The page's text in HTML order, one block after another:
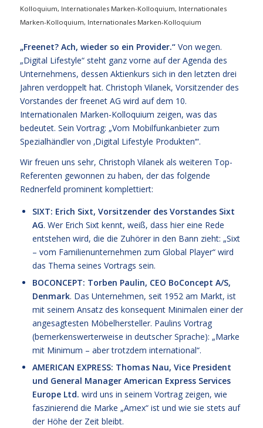
Kolloquium, Internationales Marken-Kolloquium, Internationales
Marken-Kolloquium, Internationales Marken-Kolloquium
„Freenet? Ach, wieder so ein Provider.“ Von wegen.
„Digital Lifestyle“ steht ganz vorne auf der Agenda des
Unternehmens, dessen Aktienkurs sich in den letzten drei
Jahren verdoppelt hat. Christoph Vilanek, Vorsitzender des
Vorstandes der freenet AG wird auf dem 10.
Internationalen Marken-Kolloquium zeigen, was das
bedeutet. Sein Vortrag: „Vom Mobilfunkanbieter zum
Spezialhändler von ‚Digital Lifestyle Produkten‘“.
Wir freuen uns sehr, Christoph Vilanek als weiteren Top-
Referenten gewonnen zu haben, der das folgende
Rednerfeld prominent komplettiert:
SIXT: Erich Sixt, Vorsitzender des Vorstandes Sixt
AG. Wer Erich Sixt kennt, weiß, dass hier eine Rede
entstehen wird, die die Zuhörer in den Bann zieht: „Sixt
– vom Familienunternehmen zum Global Player“ wird
das Thema seines Vortrags sein.
BOCONCEPT: Torben Paulin, CEO BoConcept A/S,
Denmark. Das Unternehmen, seit 1952 am Markt, ist
mit seinem Ansatz des konsequent Minimalen einer der
angesagtesten Möbelhersteller. Paulins Vortrag
(bemerkenswerterweise in deutscher Sprache): „Marke
mit Minimum – aber trotzdem international“.
AMERICAN EXPRESS: Thomas Nau, Vice President
und General Manager American Express Services
Europe Ltd. wird uns in seinem Vortrag zeigen, wie
faszinierend die Marke „Amex“ ist und wie sie stets auf
der Höhe der Zeit bleibt.